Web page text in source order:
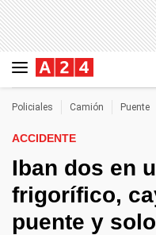
Policiales Camión Puente
ACCIDENTE
Iban dos en
frigorífico,
puente y